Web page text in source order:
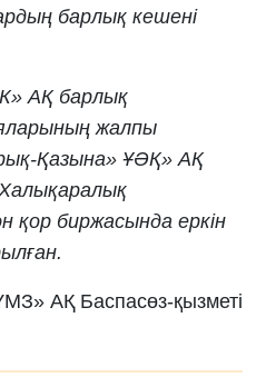
барлық кешені
АҚ барлық
жалпы
Қазына» ҰӘҚ» АҚ
қор биржасында еркін
АҚ Баспасөз-қызметі